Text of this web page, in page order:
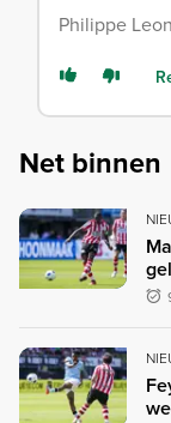
Philippe
Net binnen